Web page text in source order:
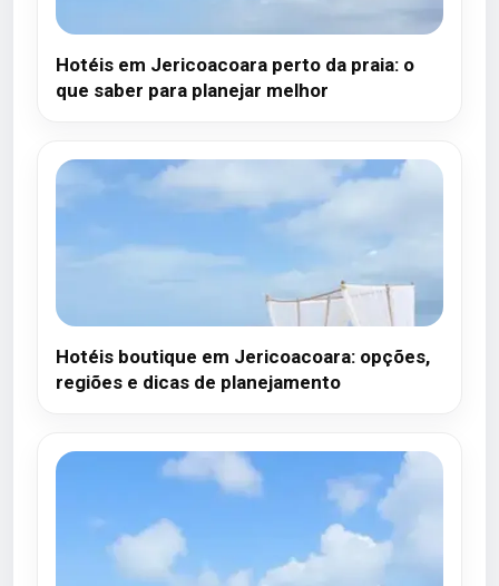
Hotéis em Jericoacoara perto da praia: o
que saber para planejar melhor
Hotéis boutique em Jericoacoara: opções,
regiões e dicas de planejamento